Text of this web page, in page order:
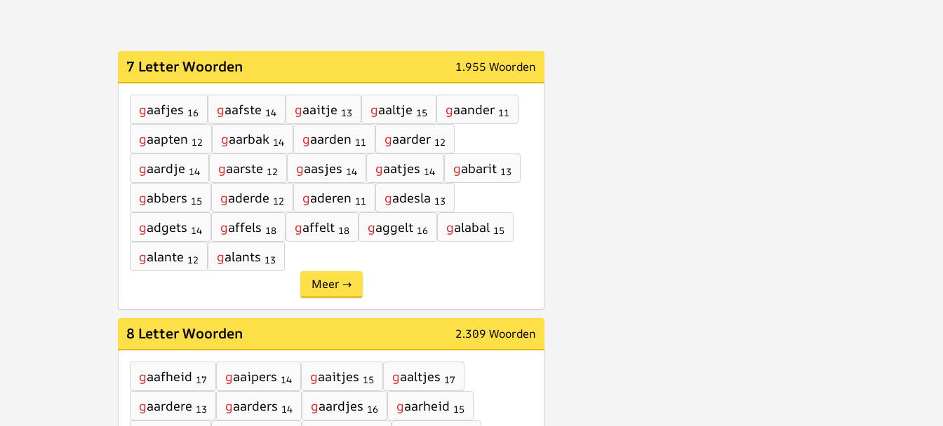
7 Letter Woorden 1.955 Woorden
gaafjes 16 gaafste 14 gaaitje 13 gaaltje 15 gaander 11
gaapten 12 gaarbak 14 gaarden 11 gaarder 12
gaardje 14 gaarste 12 gaasjes 14 gaatjes 14 gabarit 13
gabbers 15 gaderde 12 gaderen 11 gadesla 13
gadgets 14 gaffels 18 gaffelt 18 gaggelt 16 galabal 15
galante 12 galants 13
Meer →
8 Letter Woorden 2.309 Woorden
gaafheid 17 gaaipers 14 gaaitjes 15 gaaltjes 17
gaardere 13 gaarders 14 gaardjes 16 gaarheid 15